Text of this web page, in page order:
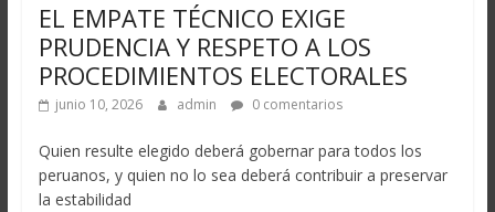
EL EMPATE TÉCNICO EXIGE
PRUDENCIA Y RESPETO A LOS
PROCEDIMIENTOS ELECTORALES
junio 10, 2026 admin 0 comentarios
Quien resulte elegido deberá gobernar para todos los
peruanos, y quien no lo sea deberá contribuir a preservar
la estabilidad